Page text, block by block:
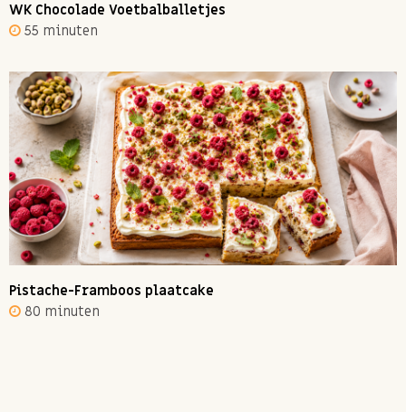
WK Chocolade Voetbalballetjes
55 minuten
Pistache-Framboos plaatcake
80 minuten